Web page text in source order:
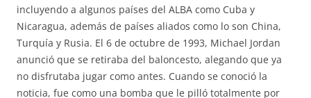
incluyendo a algunos países del ALBA como Cuba y
Nicaragua, además de países aliados como lo son China,
Turquía y Rusia. El 6 de octubre de 1993, Michael Jordan
anunció que se retiraba del baloncesto, alegando que ya
no disfrutaba jugar como antes. Cuando se conoció la
noticia, fue como una bomba que le pilló totalmente por